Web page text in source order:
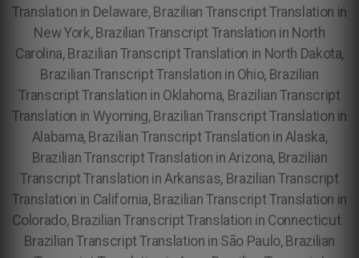
Translation in Delaware, Brazilian Transcript Translation in
New York, Brazilian Transcript Translation in North
Carolina, Brazilian Transcript Translation in North Dakota,
Brazilian Transcript Translation in Ohio, Brazilian
Transcript Translation in Oklahoma, Brazilian Transcript
Translation in Wyoming, Brazilian Transcript Translation in
Alabama, Brazilian Transcript Translation in Alaska,
Brazilian Transcript Translation in Arizona, Brazilian
Transcript Translation in Arkansas, Brazilian Transcript
Translation in California, Brazilian Transcript Translation in
Colorado, Brazilian Transcript Translation in Connecticut
Brazilian Transcript Translation in São Paulo, Brazilian